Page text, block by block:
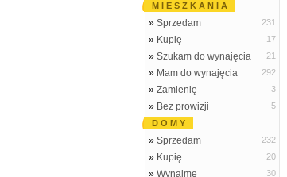
M I E S Z K A N I A
» Sprzedam 231
» Kupię 17
» Szukam do wynajęcia 21
» Mam do wynajęcia 292
» Zamienię 3
» Bez prowizji
5
D O M Y
» Sprzedam 232
» Kupię 20
» Wynajmę 30